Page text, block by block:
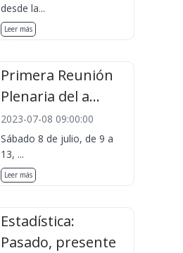
desde la...
Leer más
Primera Reunión
Plenaria del a...
2023-07-08 09:00:00
Sábado 8 de julio, de 9 a
13, ...
Leer más
Estadística:
Pasado, presente